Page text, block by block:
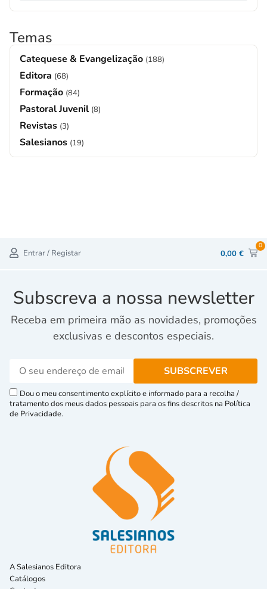
Temas
Catequese & Evangelização (188)
Editora (68)
Formação (84)
Pastoral Juvenil (8)
Revistas (3)
Salesianos (19)
Entrar / Registar 0,00 €
0
Subscreva a nossa newsletter
Receba em primeira mão as novidades, promoções
exclusivas e descontos especiais.
Dou o meu consentimento explícito e informado para a recolha /
tratamento dos meus dados pessoais para os fins descritos na Política
de Privacidade.
A Salesianos Editora
Catálogos